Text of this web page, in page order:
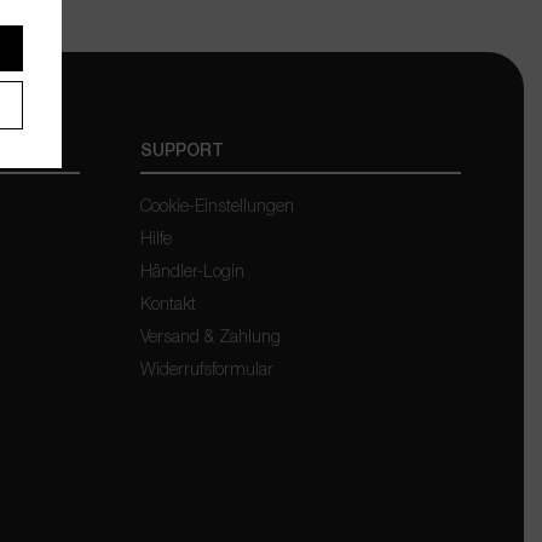
SUPPORT
Cookie-Einstellungen
Hilfe
Händler-Login
Kontakt
Versand & Zahlung
Widerrufsformular